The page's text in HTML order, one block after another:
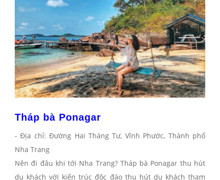
Tháp bà Ponagar
- Địa chỉ: Đường Hai Tháng Tư, Vĩnh Phước, Thành phố
Nha Trang
Nên đi đâu khi tới Nha Trang? Tháp bà Ponagar thu hút
du khách với kiến trúc độc đáo thu hút du khách tham